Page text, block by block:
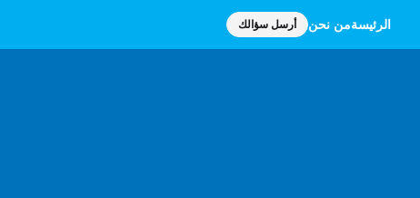
الرئيسةمن نحن أرسل سؤالك